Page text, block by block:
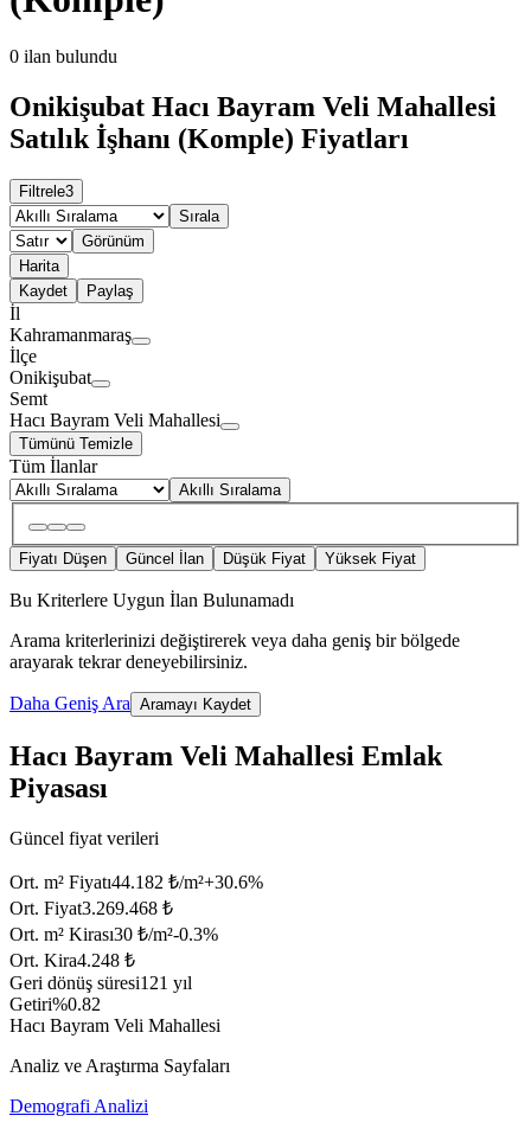
0 ilan bulundu
Onikişubat Hacı Bayram Veli Mahallesi
Satılık İşhanı (Komple) Fiyatları
Filtrele3
Sırala
Görünüm
Harita
Kaydet
Paylaş
İl
Kahramanmaraş
İlçe
Onikişubat
Semt
Hacı Bayram Veli Mahallesi
Tümünü Temizle
Tüm İlanlar
Akıllı Sıralama
Fiyatı Düşen Güncel İlan Düşük Fiyat Yüksek Fiyat
Bu Kriterlere Uygun İlan Bulunamadı
Arama kriterlerinizi değiştirerek veya daha geniş bir bölgede
arayarak tekrar deneyebilirsiniz.
Daha Geniş Ara Aramayı Kaydet
Hacı Bayram Veli Mahallesi Emlak
Piyasası
Güncel fiyat verileri
Ort. m² Fiyatı44.182 ₺/m²+30.6%
Ort. Fiyat3.269.468 ₺
Ort. m² Kirası30 ₺/m²-0.3%
Ort. Kira4.248 ₺
Geri dönüş süresi121 yıl
Getiri%0.82
Hacı Bayram Veli Mahallesi
Analiz ve Araştırma Sayfaları
Demografi Analizi